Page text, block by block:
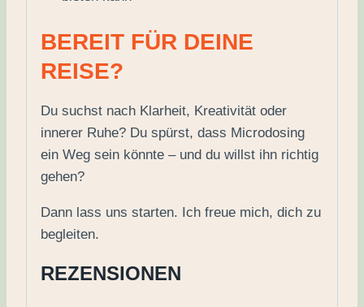
BEREIT FÜR DEINE
REISE?
Du suchst nach Klarheit, Kreativität oder
innerer Ruhe? Du spürst, dass Microdosing
ein Weg sein könnte – und du willst ihn richtig
gehen?
Dann lass uns starten. Ich freue mich, dich zu
begleiten.
REZENSIONEN